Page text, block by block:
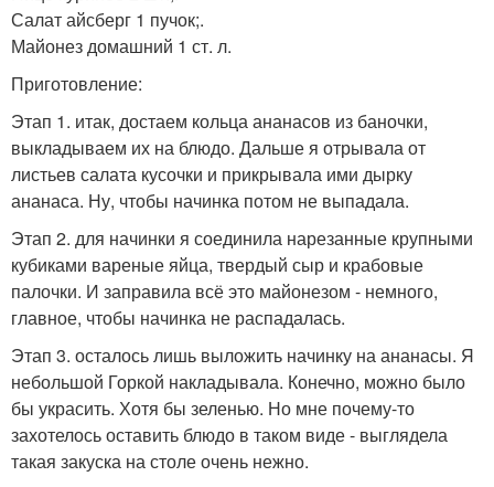
Салат айсберг 1 пучок;.
Майонез домашний 1 ст. л.
Приготовление:
Этап 1. итак, достаем кольца ананасов из баночки,
выкладываем их на блюдо. Дальше я отрывала от
листьев салата кусочки и прикрывала ими дырку
ананаса. Ну, чтобы начинка потом не выпадала.
Этап 2. для начинки я соединила нарезанные крупными
кубиками вареные яйца, твердый сыр и крабовые
палочки. И заправила всё это майонезом - немного,
главное, чтобы начинка не распадалась.
Этап 3. осталось лишь выложить начинку на ананасы. Я
небольшой Горкой накладывала. Конечно, можно было
бы украсить. Хотя бы зеленью. Но мне почему-то
захотелось оставить блюдо в таком виде - выглядела
такая закуска на столе очень нежно.